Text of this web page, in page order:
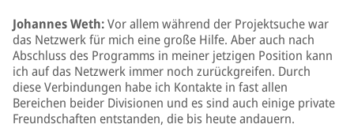
Johannes Weth:Vor allem während der Projektsuche war
das Netzwerk für mich eine große Hilfe. Aber auch nach
Abschluss des Programms in meiner jetzigen Position kann
ich auf das Netzwerk immer noch zurückgreifen. Durch
diese Verbindungen habe ich Kontakte in fast allen
Bereichen beider Divisionen und es sind auch einige private
Freundschaften entstanden, die bis heute andauern.